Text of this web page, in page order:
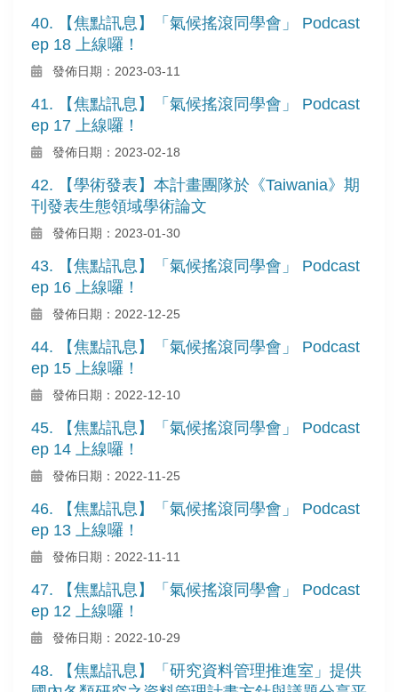
40. 【焦點訊息】「氣候搖滾同學會」 Podcast
ep 18 上線囉！
發佈日期：2023-03-11
41. 【焦點訊息】「氣候搖滾同學會」 Podcast
ep 17 上線囉！
發佈日期：2023-02-18
42. 【學術發表】本計畫團隊於《Taiwania》期
刊發表生態領域學術論文
發佈日期：2023-01-30
43. 【焦點訊息】「氣候搖滾同學會」 Podcast
ep 16 上線囉！
發佈日期：2022-12-25
44. 【焦點訊息】「氣候搖滾同學會」 Podcast
ep 15 上線囉！
發佈日期：2022-12-10
45. 【焦點訊息】「氣候搖滾同學會」 Podcast
ep 14 上線囉！
發佈日期：2022-11-25
46. 【焦點訊息】「氣候搖滾同學會」 Podcast
ep 13 上線囉！
發佈日期：2022-11-11
47. 【焦點訊息】「氣候搖滾同學會」 Podcast
ep 12 上線囉！
發佈日期：2022-10-29
48. 【焦點訊息】「研究資料管理推進室」提供